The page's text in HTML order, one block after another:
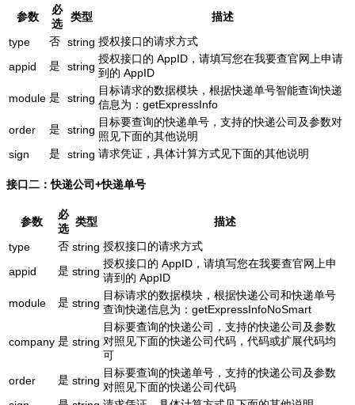
参数
必
选
类型
描述
type
否 string 授权接口的请求方式
appid
是 string
授权接口的 AppID，请填写您在我要查官网上申请
到的 AppID
module 是 string
目标请求的数据模块，根据快递单号智能查询快递
信息为：getExpressInfo
order
是 string
目标要查询的快递单号，支持的快递公司及参数对
照见下面的其他说明
sign
是 string 请求凭证，具体计算方式见下面的其他说明
接口二：快递公司+快递单号
参数
必
选
类型
描述
type
否 string 授权接口的请求方式
appid
是 string
授权接口的 AppID，请填写您在我要查官网上申
请到的 AppID
module
是 string
目标请求的数据模块，根据快递公司和快递单号
查询快递信息为：getExpressInfoNoSmart
company 是 string
目标要查询的快递公司，支持的快递公司及参数
对照见下面的快递公司代码，代码或扩展代码均
可
order
是 string
目标要查询的快递单号，支持的快递公司及参数
对照见下面的快递公司代码